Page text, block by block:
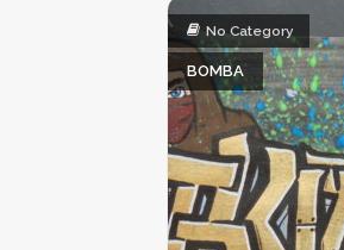
BOMBA
No Category